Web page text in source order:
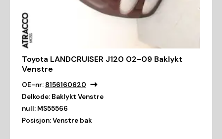
Toyota LANDCRUISER J120 02-09 Baklykt
Venstre
OE-nr: 8156160620
Delkode: Baklykt Venstre
null: MS55566
Posisjon:Venstre bak